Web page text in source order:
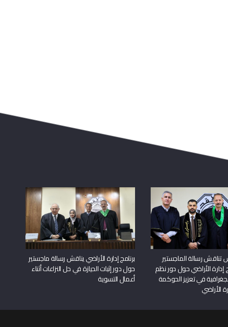
رسالة الماجستير
إدارة الأراضي حول دور نظم
في تعزيز الحوكمة
الأراضي
برنامج إدارة الأراضي يناقش رسالة ماجستير
حول دور إثبات الحيازة في حل النزاعات أثناء
أعمال التسوية